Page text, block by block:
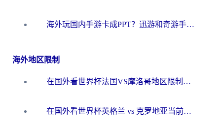
海外玩国内手游卡成PPT？迅游和奇游手游哪个好？一篇讲透回国加速器怎么选
海外地区限制
在国外看世界杯法国VS摩洛哥地区限制？这篇指南让你流畅看中文解说无压力
在国外看世界杯英格兰 vs 克罗地亚当前地区不可播放？这篇指南帮你搞定所有海外观赛难题